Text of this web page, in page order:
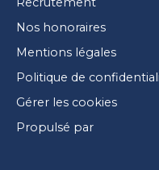
Nos honoraires
Mentions légales
Politique de
Gérer les cookies
Propulsé par